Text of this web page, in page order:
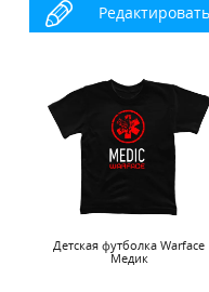
Детская футболка Warface
Медик